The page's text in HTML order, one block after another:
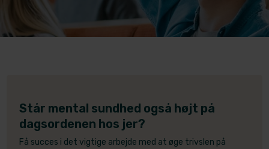
Står mental sundhed også højt på
dagsordenen hos jer?
Få succes i det vigtige arbejde med at øge trivslen på